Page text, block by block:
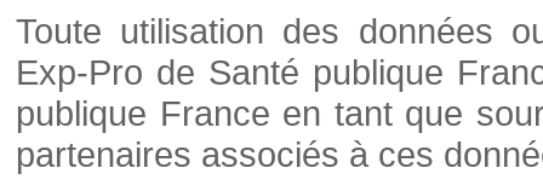
Toute utilisation des données
Exp-Pro de Santé publique
publique France en tant que
partenaires associés à ces